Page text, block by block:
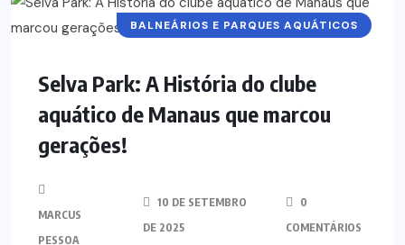
BALNEÁRIOS E PARQUES AQUÁTICOS
Selva Park: A História do clube
aquático de Manaus que marcou
gerações!
MARCUS
PESSOA
10 DE SETEMBRO
DE 2025
0
COMENTÁRIOS